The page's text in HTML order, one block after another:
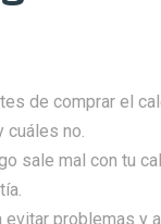
de comprar el
cuáles no.
sale mal con tu
evitar problemas y